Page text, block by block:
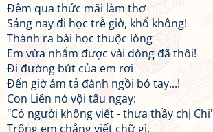
Đêm qua thức mãi làm thơ
Sáng nay đi học trễ giờ, khổ không!
Thành ra bài học thuộc lòng
Em vừa nhẩm được vài dòng đã thôi!
Đi đường bút của em rơi
Đến giờ ám tả đành ngồi bó tay...!
Con Liên nó vội tâu ngay:
"Có người không viết - thưa thầy chị
Trông em chẳng viết chữ gì,